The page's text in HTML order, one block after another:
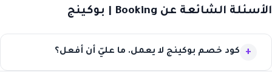
الأسئلة الشائعة عن Booking | بوكينج
كود خصم بوكينج لا يعمل. ما عليّ أن أفعل؟